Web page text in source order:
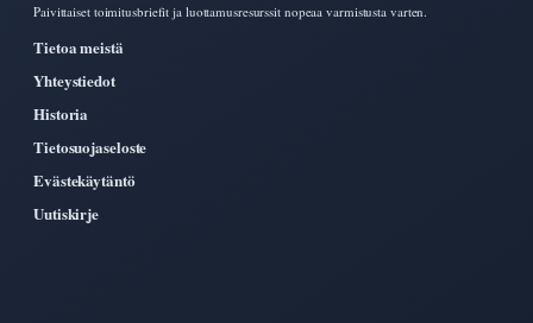
Paivittaiset toimitusbriefit ja luottamusresurssit nopeaa varmistusta varten.
Tietoa meistä
Yhteystiedot
Historia
Tietosuojaseloste
Evästekäytäntö
Uutiskirje